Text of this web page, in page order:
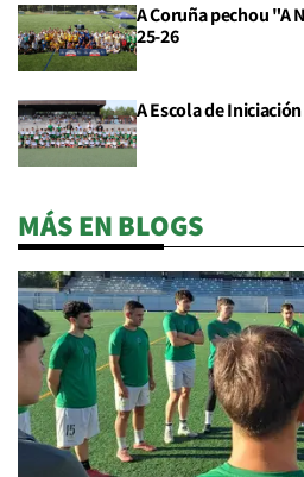
A Coruña pechou "A
25-26
A Escola de
MÁS EN BLOGS